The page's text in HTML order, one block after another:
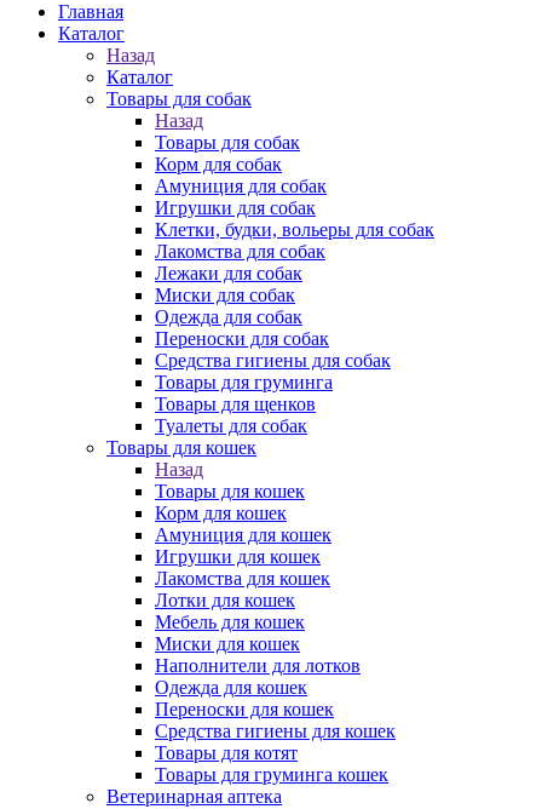
Главная
Каталог
Назад
Каталог
Товары для собак
Назад
Товары для собак
Корм для собак
Амуниция для собак
Игрушки для собак
Клетки, будки, вольеры для собак
Лакомства для собак
Лежаки для собак
Миски для собак
Одежда для собак
Переноски для собак
Средства гигиены для собак
Товары для груминга
Товары для щенков
Туалеты для собак
Товары для кошек
Назад
Товары для кошек
Корм для кошек
Амуниция для кошек
Игрушки для кошек
Лакомства для кошек
Лотки для кошек
Мебель для кошек
Миски для кошек
Наполнители для лотков
Одежда для кошек
Переноски для кошек
Средства гигиены для кошек
Товары для котят
Товары для груминга кошек
Ветеринарная аптека